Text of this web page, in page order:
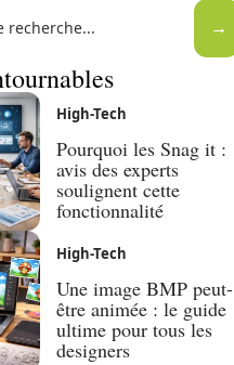
High-Tech
Pourquoi les Snag it :
avis des experts
soulignent cette
fonctionnalité
High-Tech
Une image BMP peut-
être animée : le guide
ultime pour tous les
designers